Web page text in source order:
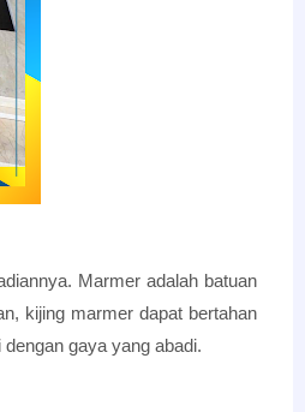
Marmer adalah batuan
kijing marmer dapat bertahan
gaya yang abadi.